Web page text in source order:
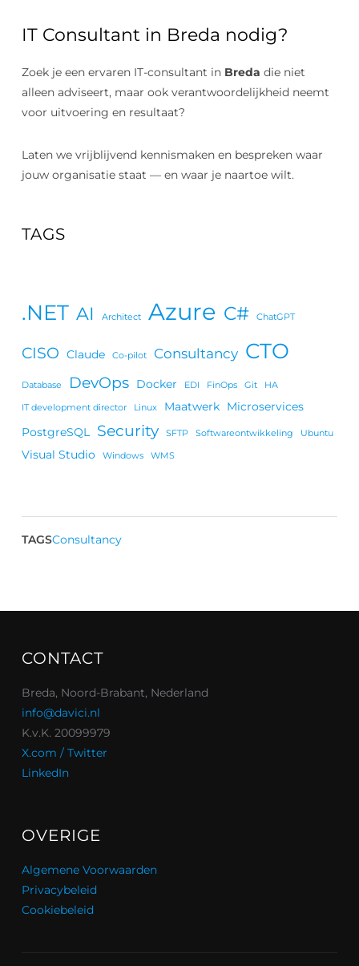
IT Consultant in Breda nodig?
Zoek je een ervaren IT-consultant in Breda die niet
alleen adviseert, maar ook verantwoordelijkheid neemt
voor uitvoering en resultaat?
Laten we vrijblijvend kennismaken en bespreken waar
jouw organisatie staat — en waar je naartoe wilt.
TAGS
.NET AI Architect Azure C# ChatGPT
CISO Claude Co-pilot Consultancy CTO
Database DevOps Docker EDI FinOps Git HA
IT development director Linux Maatwerk Microservices
PostgreSQL Security SFTP Softwareontwikkeling Ubuntu
Visual Studio Windows WMS
TAGSConsultancy
CONTACT
Breda, Noord-Brabant, Nederland
info@davici.nl
K.v.K. 20099979
X.com / Twitter
LinkedIn
OVERIGE
Algemene Voorwaarden
Privacybeleid
Cookiebeleid